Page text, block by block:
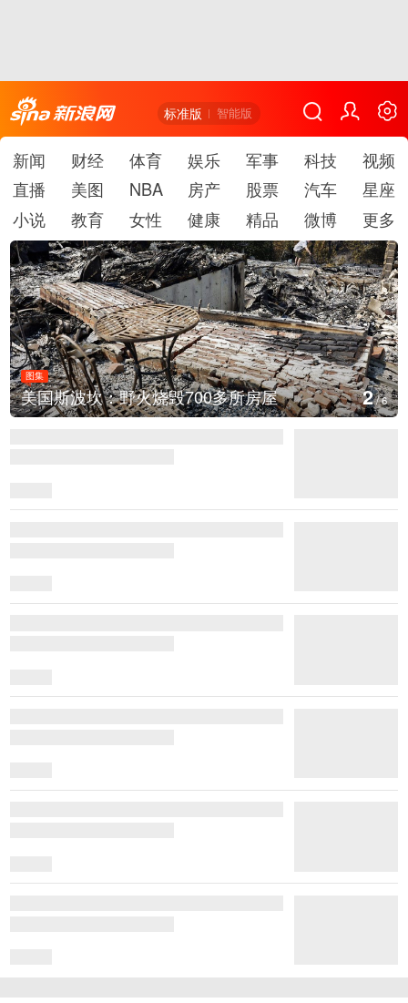
标准版 智能版
新闻 财经 体育 娱乐 军事 科技
视频
直播
美图 NBA 房产 股票 汽车
星座
小说
教育 女性 健康 精品 微博 更多
多所房屋
图集
叙利亚：大马士革发生
3/6